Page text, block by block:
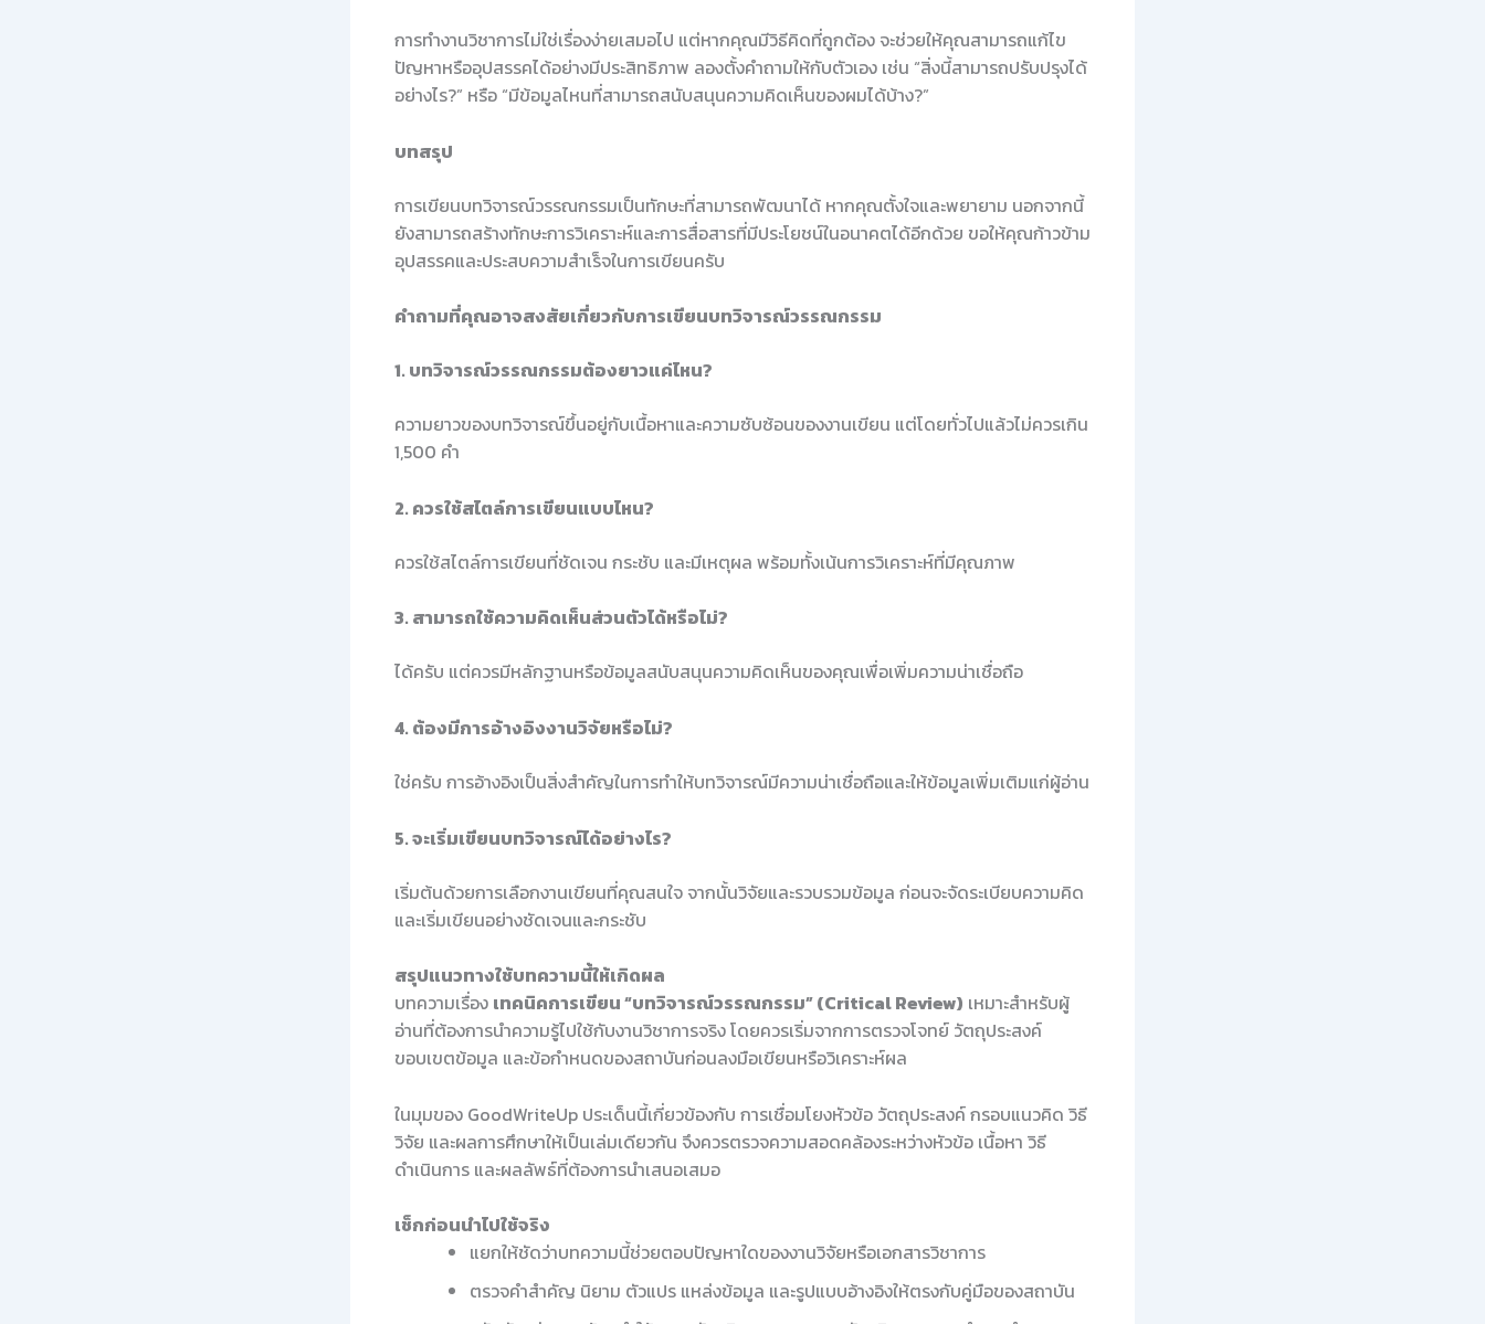
การทำงานวิชาการไม่ใช่เรื่องง่ายเสมอไป แต่หากคุณมีวิธีคิดที่ถูกต้อง จะช่วยให้คุณสามารถแก้ไข
ปัญหาหรืออุปสรรคได้อย่างมีประสิทธิภาพ ลองตั้งคำถามให้กับตัวเอง เช่น “สิ่งนี้สามารถปรับปรุงได้
อย่างไร?” หรือ “มีข้อมูลไหนที่สามารถสนับสนุนความคิดเห็นของผมได้บ้าง?”
บทสรุป
การเขียนบทวิจารณ์วรรณกรรมเป็นทักษะที่สามารถพัฒนาได้ หากคุณตั้งใจและพยายาม นอกจากนี้
ยังสามารถสร้างทักษะการวิเคราะห์และการสื่อสารที่มีประโยชน์ในอนาคตได้อีกด้วย ขอให้คุณก้าวข้าม
อุปสรรคและประสบความสำเร็จในการเขียนครับ
คำถามที่คุณอาจสงสัยเกี่ยวกับการเขียนบทวิจารณ์วรรณกรรม
1. บทวิจารณ์วรรณกรรมต้องยาวแค่ไหน?
ความยาวของบทวิจารณ์ขึ้นอยู่กับเนื้อหาและความซับซ้อนของงานเขียน แต่โดยทั่วไปแล้วไม่ควรเกิน
1,500 คำ
2. ควรใช้สไตล์การเขียนแบบไหน?
ควรใช้สไตล์การเขียนที่ชัดเจน กระชับ และมีเหตุผล พร้อมทั้งเน้นการวิเคราะห์ที่มีคุณภาพ
3. สามารถใช้ความคิดเห็นส่วนตัวได้หรือไม่?
ได้ครับ แต่ควรมีหลักฐานหรือข้อมูลสนับสนุนความคิดเห็นของคุณเพื่อเพิ่มความน่าเชื่อถือ
4. ต้องมีการอ้างอิงงานวิจัยหรือไม่?
ใช่ครับ การอ้างอิงเป็นสิ่งสำคัญในการทำให้บทวิจารณ์มีความน่าเชื่อถือและให้ข้อมูลเพิ่มเติมแก่ผู้อ่าน
5. จะเริ่มเขียนบทวิจารณ์ได้อย่างไร?
เริ่มต้นด้วยการเลือกงานเขียนที่คุณสนใจ จากนั้นวิจัยและรวบรวมข้อมูล ก่อนจะจัดระเบียบความคิด
และเริ่มเขียนอย่างชัดเจนและกระชับ
สรุปแนวทางใช้บทความนี้ให้เกิดผล
บทความเรื่อง เทคนิคการเขียน “บทวิจารณ์วรรณกรรม” (Critical Review) เหมาะสำหรับผู้
อ่านที่ต้องการนำความรู้ไปใช้กับงานวิชาการจริง โดยควรเริ่มจากการตรวจโจทย์ วัตถุประสงค์
ขอบเขตข้อมูล และข้อกำหนดของสถาบันก่อนลงมือเขียนหรือวิเคราะห์ผล
ในมุมของ GoodWriteUp ประเด็นนี้เกี่ยวข้องกับ การเชื่อมโยงหัวข้อ วัตถุประสงค์ กรอบแนวคิด วิธี
วิจัย และผลการศึกษาให้เป็นเล่มเดียวกัน จึงควรตรวจความสอดคล้องระหว่างหัวข้อ เนื้อหา วิธี
ดำเนินการ และผลลัพธ์ที่ต้องการนำเสนอเสมอ
เช็กก่อนนำไปใช้จริง
แยกให้ชัดว่าบทความนี้ช่วยตอบปัญหาใดของงานวิจัยหรือเอกสารวิชาการ
ตรวจคำสำคัญ นิยาม ตัวแปร แหล่งข้อมูล และรูปแบบอ้างอิงให้ตรงกับคู่มือของสถาบัน